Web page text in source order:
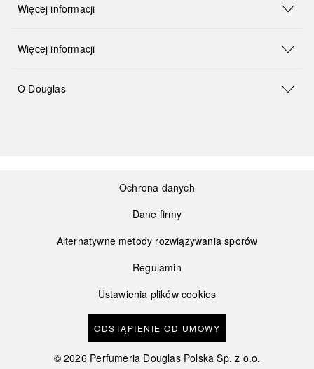
Więcej informacji
Więcej informacji
O Douglas
Ochrona danych
Dane firmy
Alternatywne metody rozwiązywania sporów
Regulamin
Ustawienia plików cookies
ODSTĄPIENIE OD UMOWY
©2026 Perfumeria Douglas Polska Sp. z o.o.